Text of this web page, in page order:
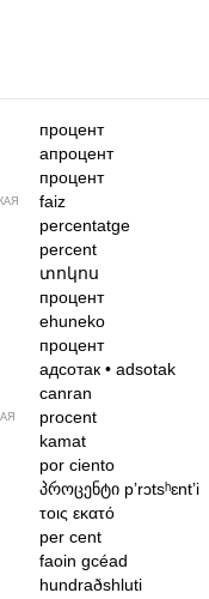
процент
апроцент
процент
faiz
percentatge
percent
տոկոս
процент
ehuneko
процент
адсотак• adsotak
canran
procent
kamat
por ciento
პროცენტი pʼrɔtsʰɛntʼi
τοις εκατό
per cent
faoin gcéad
hundraðshluti